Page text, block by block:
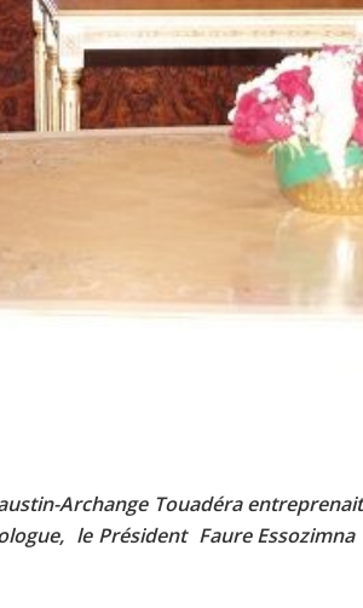
Archange Touadéra
le Président Faure